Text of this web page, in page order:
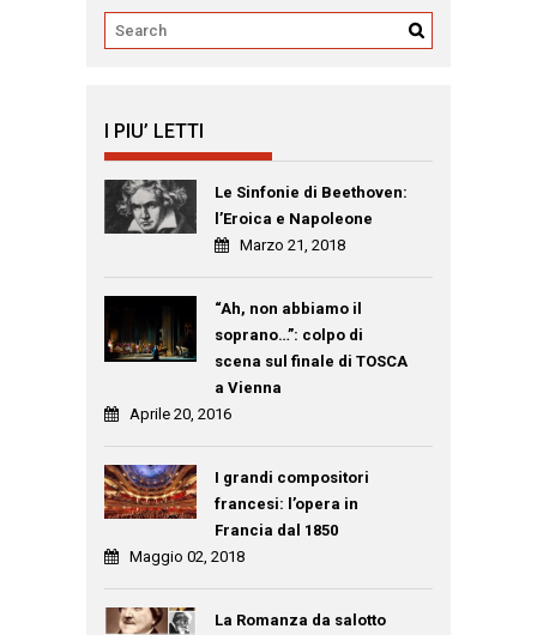
I PIU’ LETTI
Le Sinfonie di Beethoven:
l’Eroica e Napoleone
Marzo 21, 2018
“Ah, non abbiamo il
soprano…”: colpo di
scena sul finale di TOSCA
a Vienna
Aprile 20, 2016
I grandi compositori
francesi: l’opera in
Francia dal 1850
Maggio 02, 2018
La Romanza da salotto